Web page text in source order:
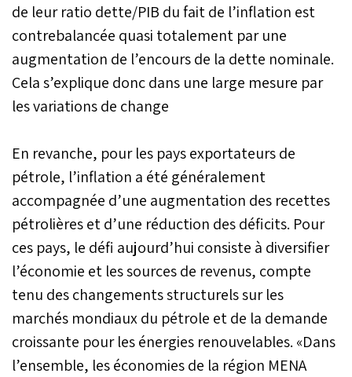
de leur ratio dette/PIB du fait de l’inflation est
contrebalancée quasi totalement par une
augmentation de l’encours de la dette nominale.
Cela s’explique donc dans une large mesure par
les variations de change
En revanche, pour les pays exportateurs de
pétrole, l’inflation a été généralement
accompagnée d’une augmentation des recettes
pétrolières et d’une réduction des déficits. Pour
ces pays, le défi aujourd’hui consiste à diversifier
l’économie et les sources de revenus, compte
tenu des changements structurels sur les
marchés mondiaux du pétrole et de la demande
croissante pour les énergies renouvelables. «Dans
l’ensemble, les économies de la région MENA